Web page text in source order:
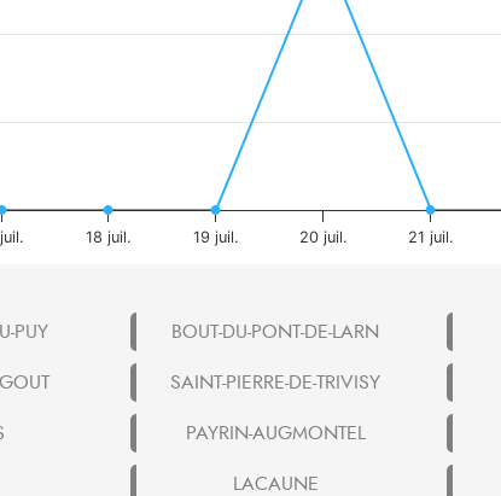
18 juil. 19 juil. 20 juil. 21 juil.
PUY BOUT-DU-PONT-DE-LARN
SAINT-PIERRE-DE-TRIVISY
PAYRIN-AUGMONTEL
LACAUNE